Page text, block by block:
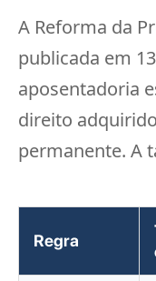
A Reforma da
publicada em
aposentadoria
direito
permanente. A
Regra